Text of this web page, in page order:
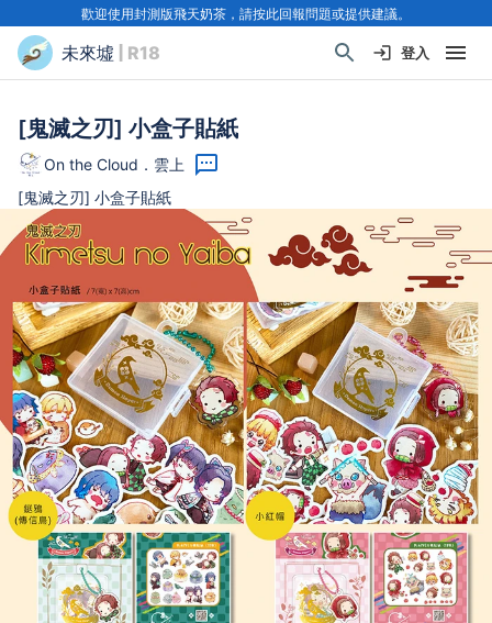
歡迎使用封測版飛天奶茶，請按此回報問題或提供建議。
未來墟 | R18 登入
[鬼滅之刃] 小盒子貼紙
On the Cloud．雲上
[鬼滅之刃] 小盒子貼紙